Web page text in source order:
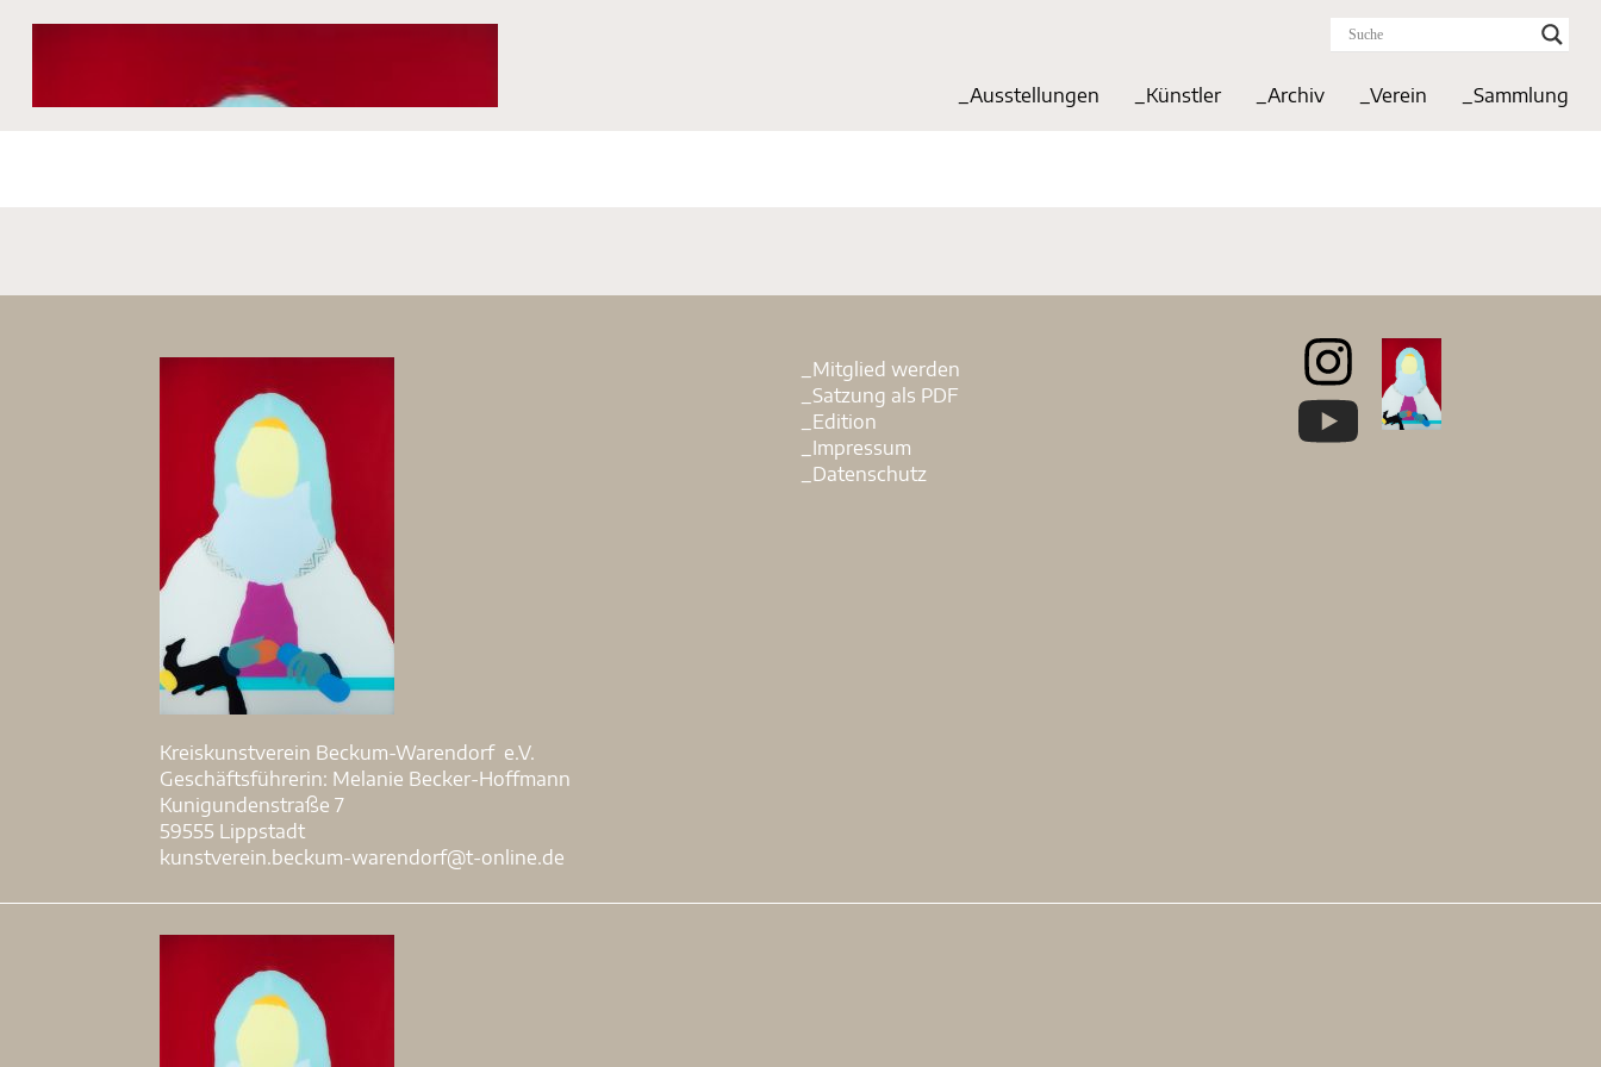
_Ausstellungen _Künstler _Archiv _Verein _Sammlung
Kreiskunstverein Beckum-Warendorf e.V.
Geschäftsführerin: Melanie Becker-Hoffmann
Kunigundenstraße 7
59555 Lippstadt
kunstverein.beckum-warendorf@t-online.de
_Mitglied werden
_Satzung als PDF
_Edition
_Impressum
_Datenschutz